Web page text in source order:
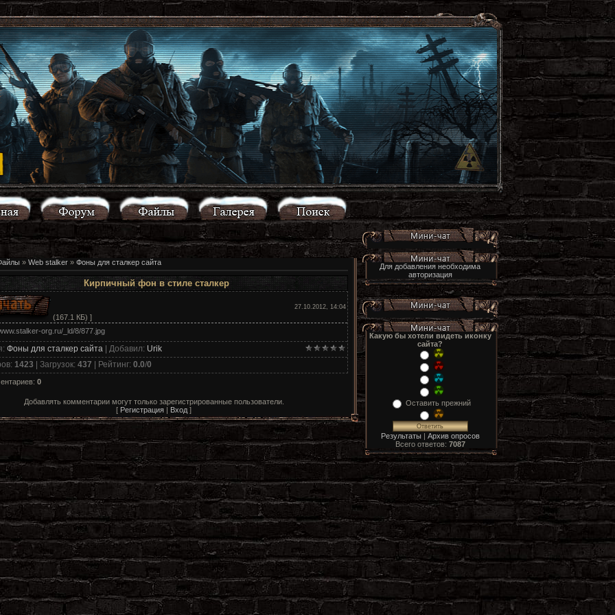
» Web stalker» Фоны для сталкер сайта
Кирпичный фон в стиле сталкер
(167.1 КБ) ]
27.10.2012, 14:04
: Фоны для сталкер сайта | Добавил: Urik
: 1423 | Загрузок: 437 | Рейтинг: 0.0/0
: 0
Добавлять комментарии могут только зарегистрированные пользователи.
[ Регистрация | Вход ]
Для добавления необходима
авторизация
Какую бы хотели видеть иконку
сайта?
Оставить прежний
Результаты| Архив опросов
Всего ответов: 7087